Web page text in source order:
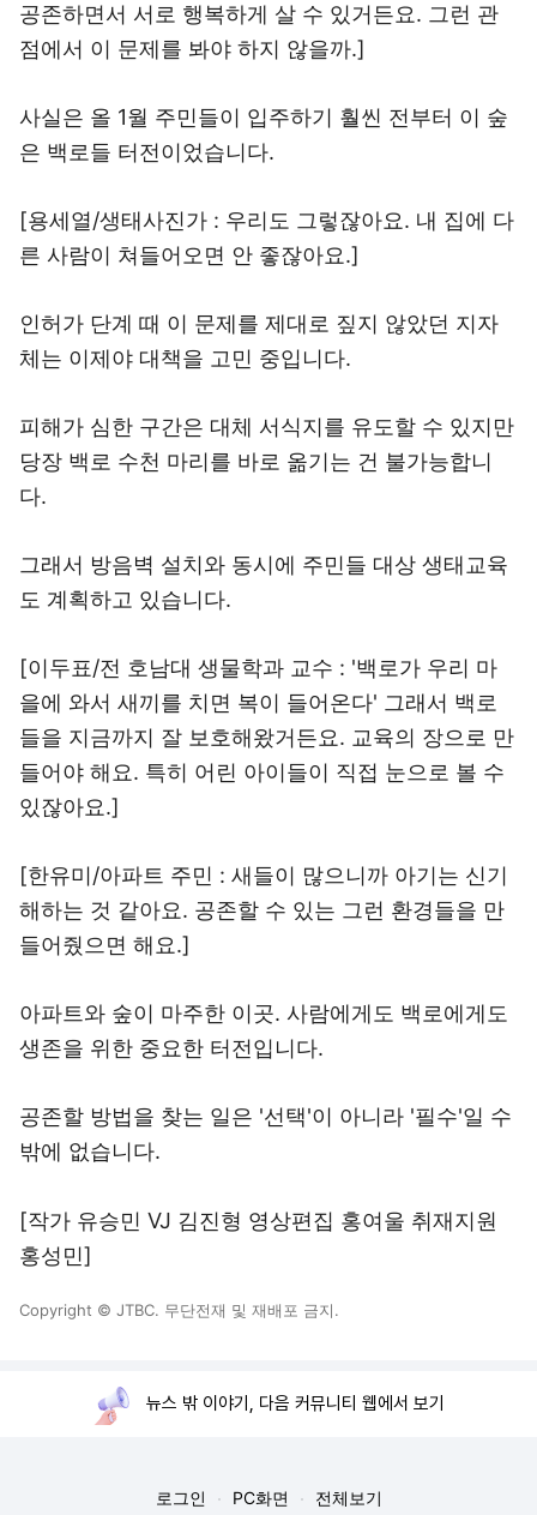
공존하면서 서로 행복하게 살 수 있거든요. 그런 관
점에서 이 문제를 봐야 하지 않을까.]
사실은 올 1월 주민들이 입주하기 훨씬 전부터 이 숲
은 백로들 터전이었습니다.
[용세열/생태사진가 : 우리도 그렇잖아요. 내 집에 다
른 사람이 쳐들어오면 안 좋잖아요.]
인허가 단계 때 이 문제를 제대로 짚지 않았던 지자
체는 이제야 대책을 고민 중입니다.
피해가 심한 구간은 대체 서식지를 유도할 수 있지만
당장 백로 수천 마리를 바로 옮기는 건 불가능합니
다.
그래서 방음벽 설치와 동시에 주민들 대상 생태교육
도 계획하고 있습니다.
[이두표/전 호남대 생물학과 교수 : '백로가 우리 마
을에 와서 새끼를 치면 복이 들어온다' 그래서 백로
들을 지금까지 잘 보호해왔거든요. 교육의 장으로 만
들어야 해요. 특히 어린 아이들이 직접 눈으로 볼 수
있잖아요.]
[한유미/아파트 주민 : 새들이 많으니까 아기는 신기
해하는 것 같아요. 공존할 수 있는 그런 환경들을 만
들어줬으면 해요.]
아파트와 숲이 마주한 이곳. 사람에게도 백로에게도
생존을 위한 중요한 터전입니다.
공존할 방법을 찾는 일은 '선택'이 아니라 '필수'일 수
밖에 없습니다.
[작가 유승민 VJ 김진형 영상편집 홍여울 취재지원
홍성민]
Copyright © JTBC. 무단전재 및 재배포 금지.
뉴스 밖 이야기, 다음 커뮤니티 웹에서 보기
로그인 PC화면 전체보기